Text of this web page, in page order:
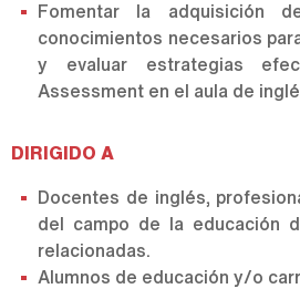
Fomentar la adquisición
conocimientos necesarios
y evaluar estrategias
Assessment en el aula de
DIRIGIDO A
Docentes de inglés,
del campo de la educación
relacionadas.
Alumnos de educación y/o